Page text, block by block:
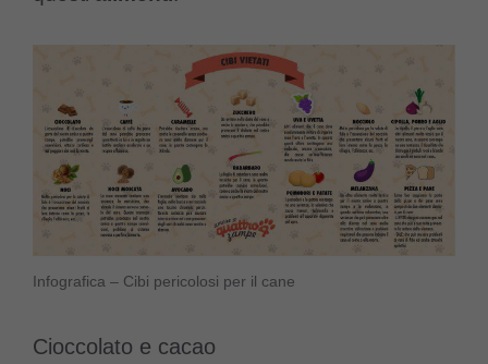
Infografica – Cibi pericolosi per il cane
Cioccolato e cacao